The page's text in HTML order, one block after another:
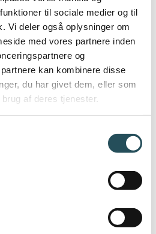
til sociale medier og til
Vi deler også oplysninger om
med vores partnere inden
og
kan kombinere disse
du har givet dem, eller som
af deres tjenester.
for os at vise bredden
madscene, der er en
af vores kultur. Derfor
at kunne
sceneprogram
nysgerrige